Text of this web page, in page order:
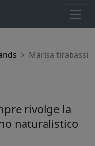
Marisa tirabassi
rivolge la
naturalistico